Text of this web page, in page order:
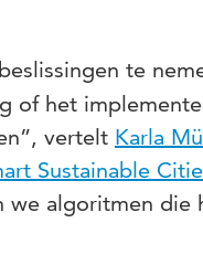
beslissingen te
of het
vertelt Karla
Sustainable
we algoritmen die